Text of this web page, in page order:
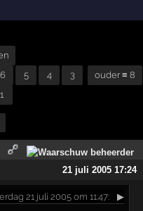
6 5 4
3
1
ouder ≡ 8
21 juli 2005 17:24
21 juli 2005 om 11:47:
▶